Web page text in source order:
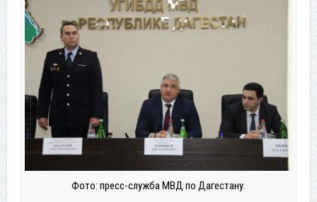
Фото: пресс-служба МВД по Дагестану.